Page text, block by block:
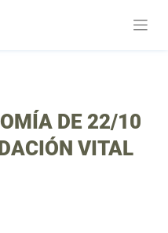
DE 22/10
VITAL